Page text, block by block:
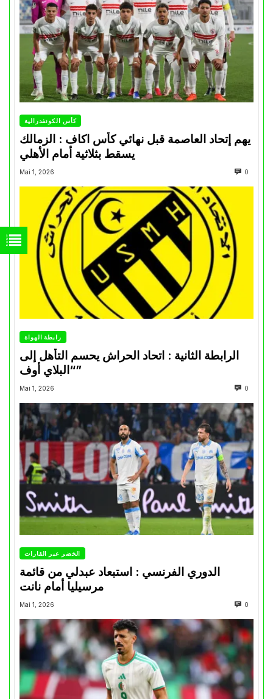
كأس الكونفدرالية
يهم إتحاد العاصمة قبل نهائي كأس اكاف : الزمالك
Mai 1, 2026 0
رابطة الهواة
الرابطة الثانية : اتحاد الحراش يحسم التأهل إلى
“البلاي أوف”
Mai 1, 2026 0
الخضر عبر القارات
الدوري الفرنسي : استبعاد عبدلي من قائمة
مرسيليا أمام نانت
Mai 1, 2026 0